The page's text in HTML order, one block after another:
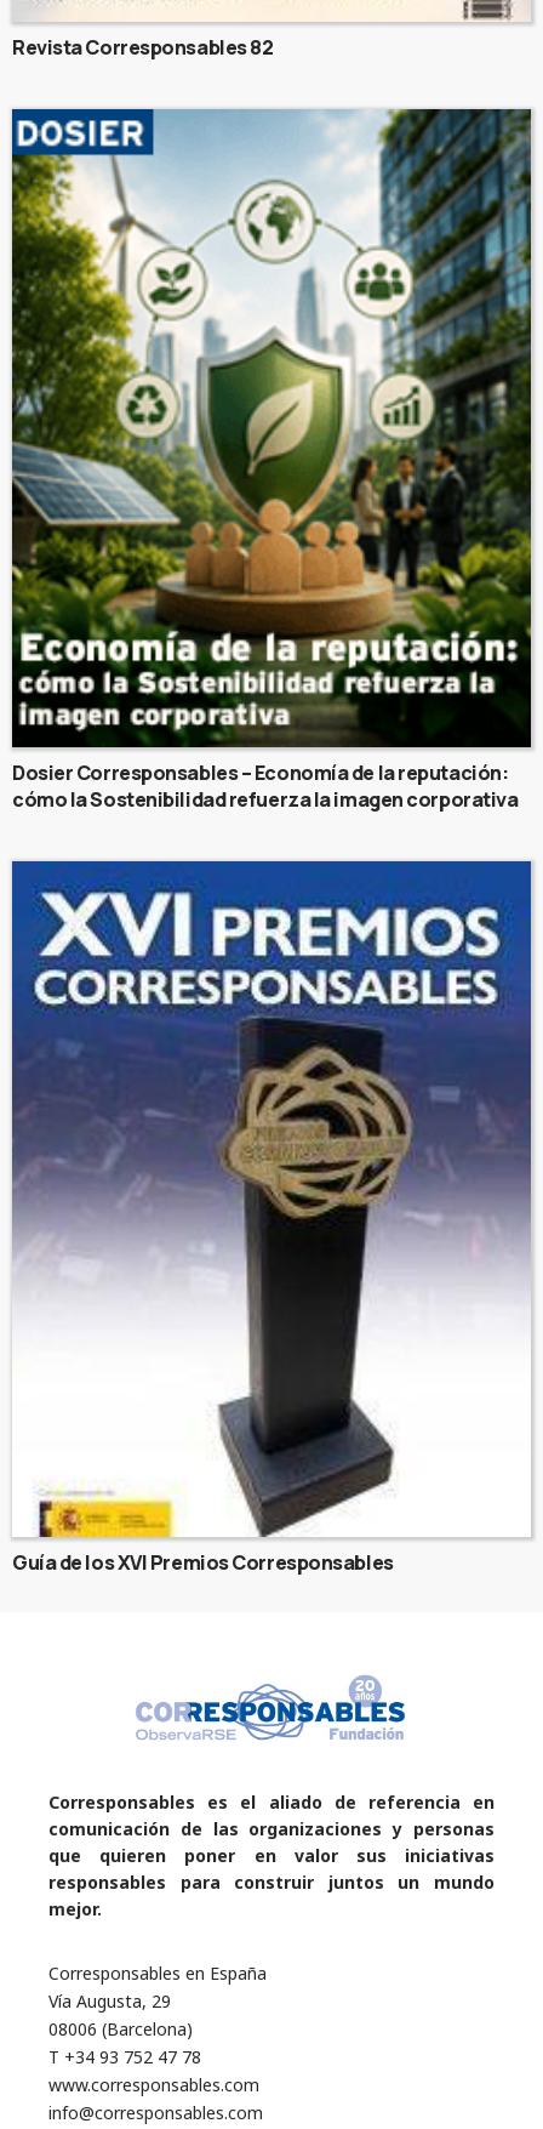
Revista Corresponsables 82
Dosier Corresponsables – Economía de la reputación:
cómo la Sostenibilidad refuerza la imagen corporativa
Guía de los XVI Premios Corresponsables
Corresponsables es el aliado de referencia en
comunicación de las organizaciones y personas
que quieren poner en valor sus iniciativas
responsables para construir juntos un mundo
mejor.
Corresponsables en España
Vía Augusta, 29
08006 (Barcelona)
T +34 93 752 47 78
www.corresponsables.com
info@corresponsables.com